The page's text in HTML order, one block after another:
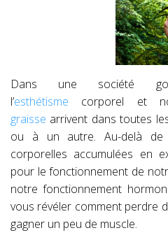
Dans une société
l’esthétisme corporel et
graisse arrivent dans toutes
ou à un autre. Au-delà de
corporelles accumulées en
pour le fonctionnement de
notre fonctionnement
vous révéler comment perdre
gagner un peu de muscle.